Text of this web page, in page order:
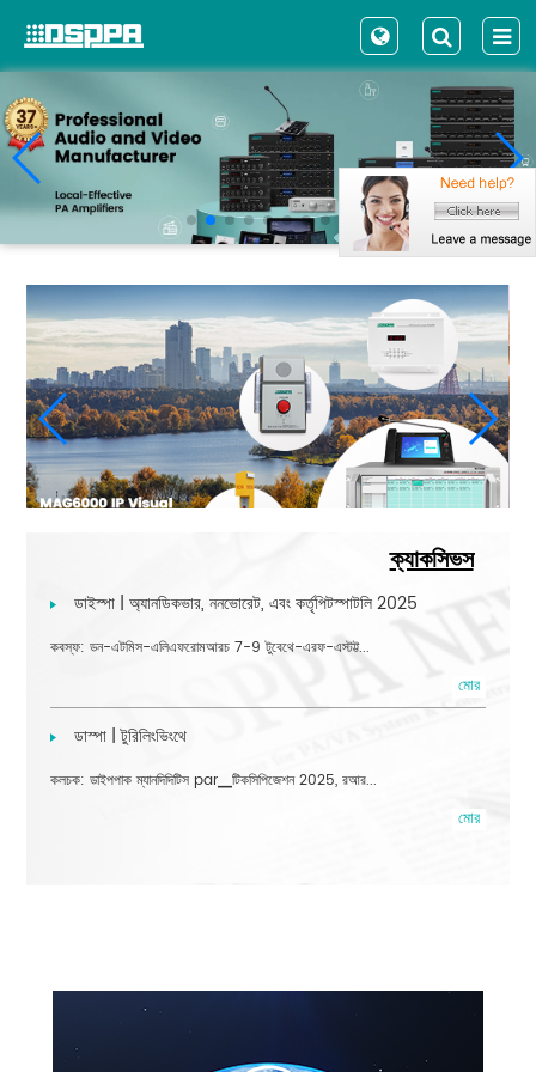
ডাইস্পা | অ্যানডিকভার, ননভোরেট, এবং কর্তৃপিটস্পাটলি 2025
কবস্ফ: ডন-এটমিস-এলিএফরোমআরচ 7-9 টুবেথে-এরফ-এস্টট্ট...
মোর
ডাস্পা | টুরিলিংভিংথে
কলচক: ডাইপপাক ম্যানদিদিটিস par▁টিকসিপিজেশন 2025, রআর...
মোর
ক্যাকসিভস